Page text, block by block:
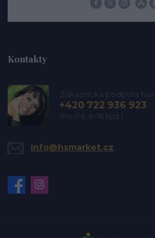
Kontakty
Zákaznická podpora
+420 722 936 923
(Po-Pá, 8-16 hod.)
info@hsmarket.cz